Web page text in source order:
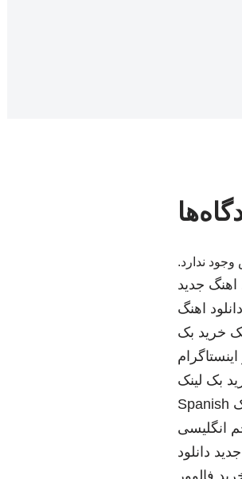
وجود ندارد.
اهنگ جدید
دانلود اهنگ
خرید بک
بک لینک
Spanish
انگلیسی
دانلود
فالوور